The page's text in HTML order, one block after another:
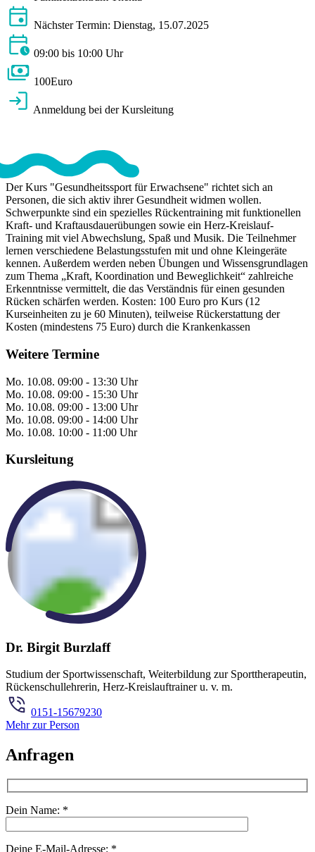
Nächster Termin: Dienstag, 15.07.2025
09:00 bis 10:00 Uhr
100Euro
Anmeldung bei der Kursleitung
Der Kurs "Gesundheitssport für Erwachsene" richtet sich an
Personen, die sich aktiv ihrer Gesundheit widmen wollen.
Schwerpunkte sind ein spezielles Rückentraining mit funktionellen
Kraft- und Kraftausdauerübungen sowie ein Herz-Kreislauf-
Training mit viel Abwechslung, Spaß und Musik. Die Teilnehmer
lernen verschiedene Belastungsstufen mit und ohne Kleingeräte
kennen. Außerdem werden neben Übungen und Wissensgrundlagen
zum Thema „Kraft, Koordination und Beweglichkeit“ zahlreiche
Erkenntnisse vermittelt, die das Verständnis für einen gesunden
Rücken schärfen werden. Kosten: 100 Euro pro Kurs (12
Kurseinheiten zu je 60 Minuten), teilweise Rückerstattung der
Kosten (mindestens 75 Euro) durch die Krankenkassen
Weitere Termine
Mo. 10.08. 09:00 - 13:30 Uhr
Mo. 10.08. 09:00 - 15:30 Uhr
Mo. 10.08. 09:00 - 13:00 Uhr
Mo. 10.08. 09:00 - 14:00 Uhr
Mo. 10.08. 10:00 - 11:00 Uhr
Kursleitung
Dr. Birgit Burzlaff
Studium der Sportwissenschaft, Weiterbildung zur Sporttherapeutin,
Rückenschullehrerin, Herz-Kreislauftrainer u. v. m.
0151-15679230
Mehr zur Person
Anfragen
Dein Name: *
Deine E-Mail-Adresse: *